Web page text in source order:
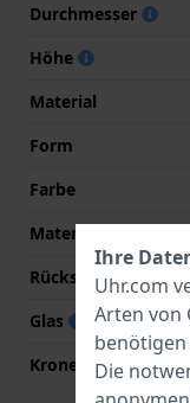
Durchmesser
Höhe
Material
Form
Farbe
Material der
Rückseite
Glas
Krone
Ihre
Uhr.com
Arten von
Die